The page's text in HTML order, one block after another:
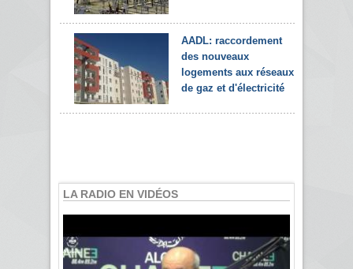
AADL: raccordement
des nouveaux
logements aux réseaux
de gaz et d'électricité
LA RADIO EN VIDÉOS